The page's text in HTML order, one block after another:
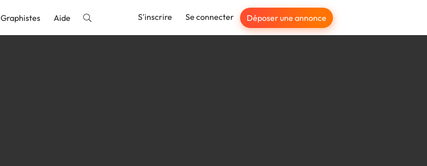
Graphistes Aide S'inscrire Se connecter Déposer une annonce